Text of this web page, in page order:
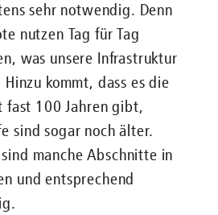
sehr notwendig. Denn
nutzen Tag für Tag
was unsere Infrastruktur
kommt, dass es die
fast 100 Jahren gibt,
sind sogar noch älter.
manche Abschnitte in
und entsprechend